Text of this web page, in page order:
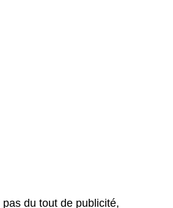
du tout de publicité,